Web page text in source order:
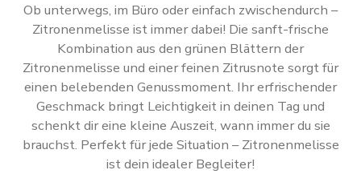
Ob unterwegs, im Büro oder einfach zwischendurch –
Zitronenmelisse ist immer dabei! Die sanft-frische
Kombination aus den grünen Blättern der
Zitronenmelisse und einer feinen Zitrusnote sorgt für
einen belebenden Genussmoment. Ihr erfrischender
Geschmack bringt Leichtigkeit in deinen Tag und
schenkt dir eine kleine Auszeit, wann immer du sie
brauchst. Perfekt für jede Situation – Zitronenmelisse
ist dein idealer Begleiter!